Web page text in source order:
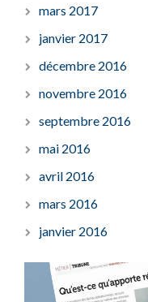
mars 2017
janvier 2017
décembre 2016
novembre 2016
septembre 2016
mai 2016
avril 2016
mars 2016
janvier 2016